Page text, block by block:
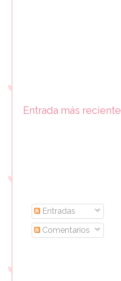
Entrada más reciente
Entradas
Comentarios